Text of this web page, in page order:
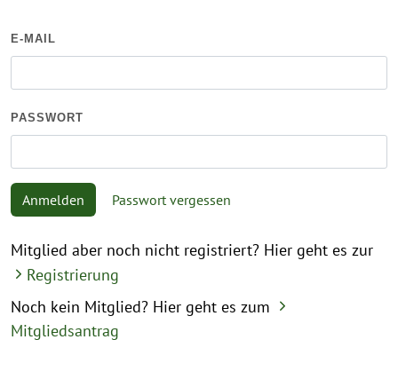
E-MAIL
PASSWORT
Anmelden Passwort vergessen
Mitglied aber noch nicht registriert? Hier geht es zur
Registrierung
Noch kein Mitglied? Hier geht es zum
Mitgliedsantrag